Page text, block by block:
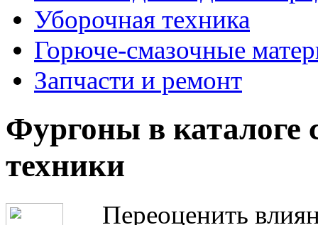
Уборочная техника
Горюче-смазочные
Запчасти и ремонт
Фургоны в каталоге
техники
Переоценить